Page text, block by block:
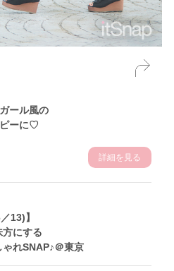
ール風の
ーに♡
詳細を見る
13)】
にする
れSNAP♪＠東京